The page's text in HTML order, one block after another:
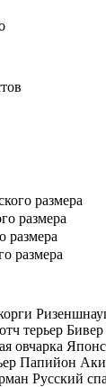
размера
размера
размера
размера
терьер
овчарка
Папийон
Русский